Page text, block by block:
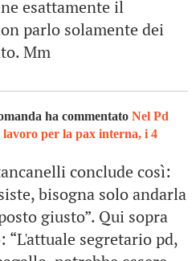
esattamente il
parlo solamente dei
Mm
ha commentato Nel Pd
lavoro per la pax interna, i 4
conclude così:
bisogna solo andarla
giusto”. Qui sopra
“L'attuale segretario pd,